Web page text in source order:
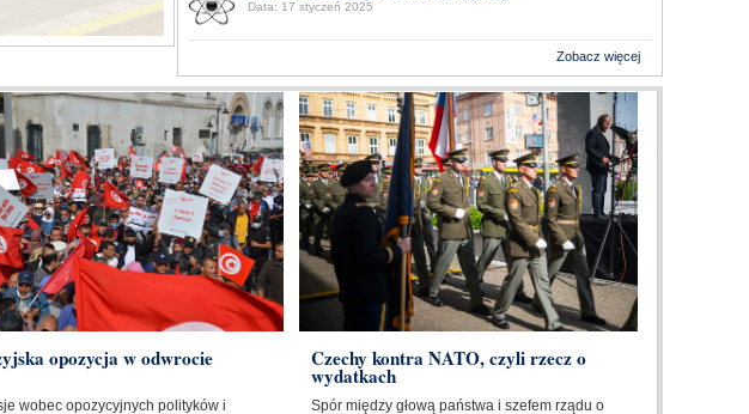
Data: 17 styczeń 2025
Zobacz więcej
opozycja w odwrocie
wobec opozycyjnych polityków i
Czechy kontra NATO, czyli rzecz o
wydatkach
Spór między głową państwa i szefem rządu o